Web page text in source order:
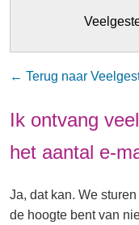
← Terug naar
Ik ontvang
het aantal e-
Ja, dat kan. We
de hoogte bent van